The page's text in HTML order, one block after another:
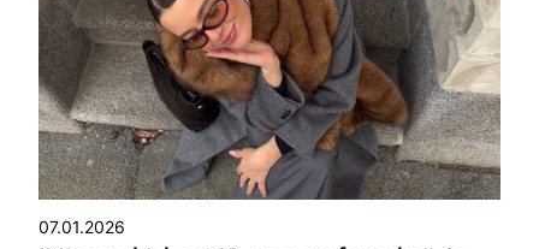
07.01.2026